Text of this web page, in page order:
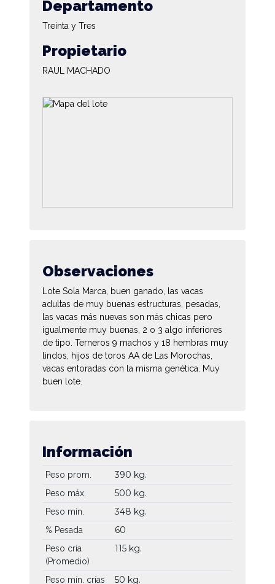
Departamento
Treinta y Tres
Propietario
RAUL MACHADO
Observaciones
Lote Sola Marca, buen ganado, las vacas
adultas de muy buenas estructuras, pesadas,
las vacas más nuevas son más chicas pero
igualmente muy buenas, 2 o 3 algo inferiores
de tipo. Terneros 9 machos y 18 hembras muy
lindos, hijos de toros AA de Las Morochas,
vacas entoradas con la misma genética. Muy
buen lote.
Información
Peso prom. 390 kg.
Peso máx. 500 kg.
Peso mín. 348 kg.
% Pesada 60
Peso cría
(Promedio)
115 kg.
Peso mín. crías 50 kg.